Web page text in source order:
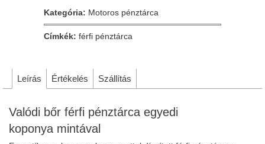
Kategória: Motoros pénztárca
Címkék: férfi pénztárca
Leírás Értékelés Szállítás
Valódi bőr férfi pénztárca egyedi
koponya mintával